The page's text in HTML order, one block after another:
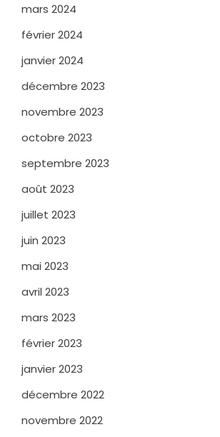
mars 2024
février 2024
janvier 2024
décembre 2023
novembre 2023
octobre 2023
septembre 2023
août 2023
juillet 2023
juin 2023
mai 2023
avril 2023
mars 2023
février 2023
janvier 2023
décembre 2022
novembre 2022